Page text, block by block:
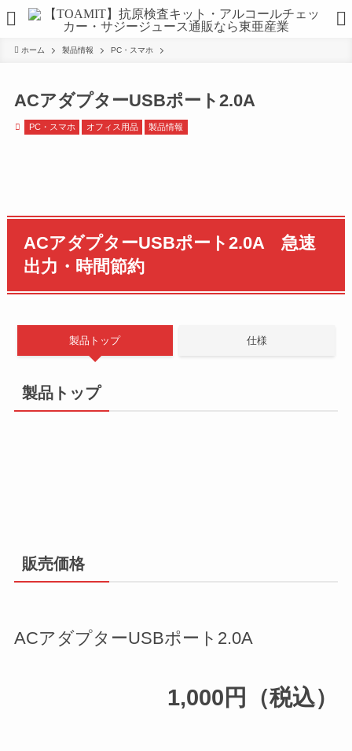
ホーム 製品情報 PC・スマホ
ACアダプターUSBポート2.0A
PC・スマホ オフィス用品 製品情報
ACアダプターUSBポート2.0A 急速
出力・時間節約
製品トップ 仕様
製品トップ
販売価格
ACアダプターUSBポート2.0A
1,000円（税込）